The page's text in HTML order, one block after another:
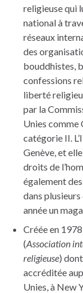
religieuse qui
national à
réseaux
des
bouddhistes,
confessions
liberté
par la
Unies comme
catégorie II.
Genève, et
droits de
également
dans
année un
Créée en
(Association
religieuse)
accréditée
Unies, à New